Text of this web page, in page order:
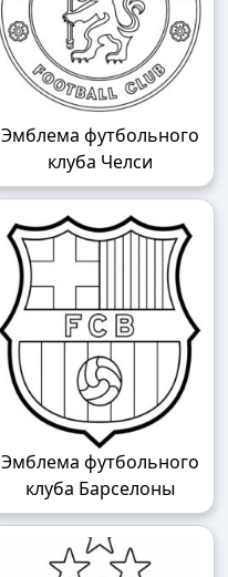
Эмблема футбольного
клуба Челси
Эмблема футбольного
клуба Барселоны